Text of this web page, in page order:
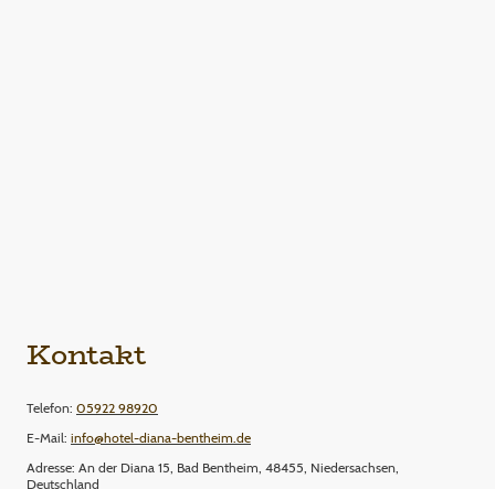
Kontakt
Telefon: 05922 98920
E-Mail: info@hotel-diana-bentheim.de
Adresse: An der Diana 15, Bad Bentheim, 48455, Niedersachsen,
Deutschland